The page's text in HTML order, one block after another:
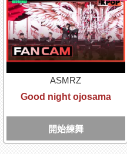
ASMRZ
Good night ojosama
開始練舞